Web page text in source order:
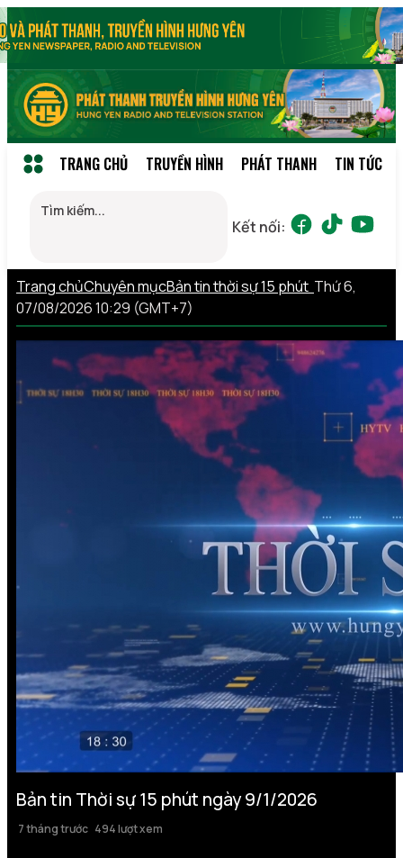
TRANG CHỦ TRUYỀN HÌNH PHÁT THANH TIN TỨC
Kết nối:
Trang chủChuyên mụcBản tin thời sự 15 phút Thứ 6,
07/08/2026 10:29 (GMT+7)
Bản tin Thời sự 15 phút ngày 9/1/2026
7 tháng trước 494 lượt xem